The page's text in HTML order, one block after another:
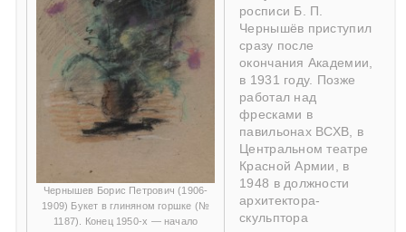
Чернышев Борис Петрович (1906-
1909) Букет в глиняном горшке (№
1187). Конец 1950-х — начало
росписи Б. П.
Чернышёв приступил
сразу после
окончания Академии,
в 1931 году. Позже
работал над
фресками в
павильонах ВСХВ, в
Центральном театре
Красной Армии, в
1948 в должности
архитектора-
скульптора